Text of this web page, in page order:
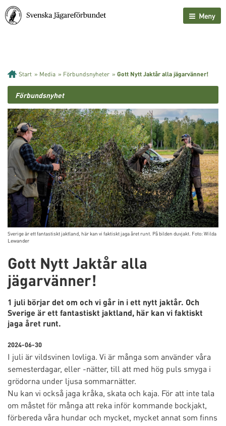
Meny
Start » Media » Förbundsnyheter » Gott Nytt Jaktår alla jägarvänner!
Förbundsnyhet
Sverige är ett fantastiskt jaktland, här kan vi faktiskt jaga året runt. På bilden duvjakt. Foto: Wilda
Lewander
Gott Nytt Jaktår alla
jägarvänner!
1 juli börjar det om och vi går in i ett nytt jaktår. Och
Sverige är ett fantastiskt jaktland, här kan vi faktiskt
jaga året runt.
2024-06-30
I juli är vildsvinen lovliga. Vi är många som använder våra
semesterdagar, eller -nätter, till att med hög puls smyga i
grödorna under ljusa sommarnätter.
Nu kan vi också jaga kråka, skata och kaja. För att inte tala
om måstet för många att reka inför kommande bockjakt,
förbereda våra hundar och mycket, mycket annat som finns